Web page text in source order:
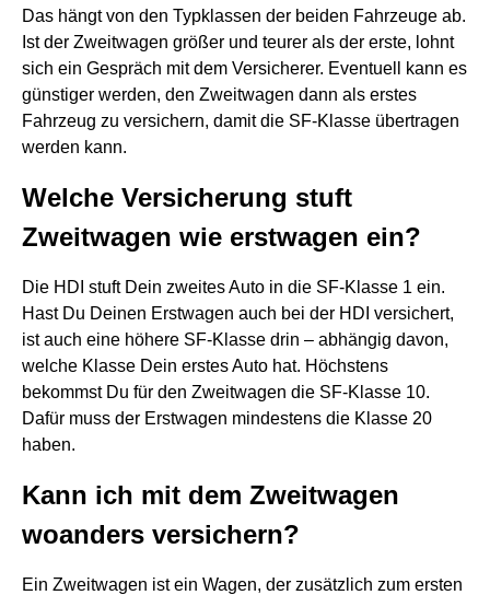
Das hängt von den Typklassen der beiden Fahrzeuge ab.
Ist der Zweitwagen größer und teurer als der erste, lohnt
sich ein Gespräch mit dem Versicherer. Eventuell kann es
günstiger werden, den Zweitwagen dann als erstes
Fahrzeug zu versichern, damit die SF-Klasse übertragen
werden kann.
Welche Versicherung stuft
Zweitwagen wie erstwagen ein?
Die HDI stuft Dein zweites Auto in die SF-Klasse 1 ein.
Hast Du Deinen Erstwagen auch bei der HDI versichert,
ist auch eine höhere SF-Klasse drin – abhängig davon,
welche Klasse Dein erstes Auto hat. Höchstens
bekommst Du für den Zweitwagen die SF-Klasse 10.
Dafür muss der Erstwagen mindestens die Klasse 20
haben.
Kann ich mit dem Zweitwagen
woanders versichern?
Ein Zweitwagen ist ein Wagen, der zusätzlich zum ersten